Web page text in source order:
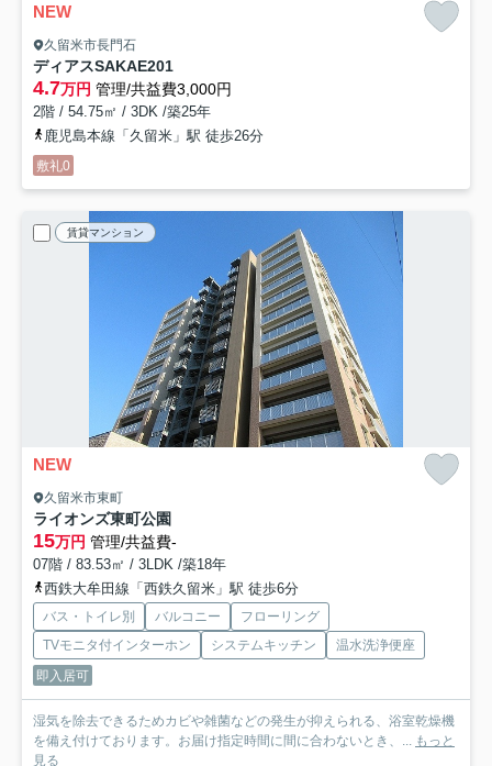
NEW
久留米市長門石
ディアスSAKAE201
4.7万円 管理/共益費3,000円
2階 / 54.75㎡ / 3DK /築25年
鹿児島本線「久留米」駅 徒歩26分
敷礼0
賃貸マンション
NEW
久留米市東町
ライオンズ東町公園
15万円 管理/共益費-
07階 / 83.53㎡ / 3LDK /築18年
西鉄大牟田線「西鉄久留米」駅 徒歩6分
バス・トイレ別 バルコニー
フローリング
TVモニタ付インターホン
システムキッチン
温水洗浄便座
即入居可
湿気を除去できるためカビや雑菌などの発生が抑えられる、浴室乾燥機
を備え付けております。お届け指定時間に間に合わないとき、... もっと
見る